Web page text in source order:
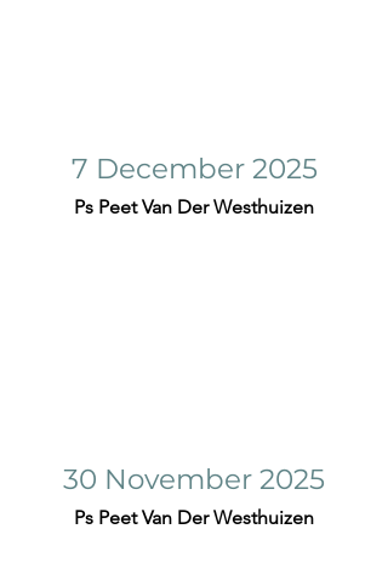
7 December 2025
Ps Peet Van Der Westhuizen
30 November 2025
Ps Peet Van Der Westhuizen